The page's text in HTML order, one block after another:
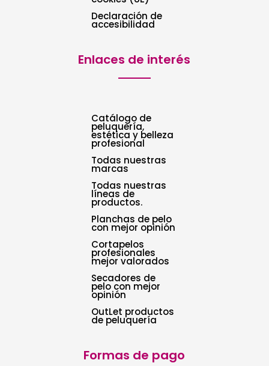
Declaración de
accesibilidad
Enlaces de interés
Catálogo de
peluquería,
estética y belleza
profesional
Todas nuestras
marcas
Todas nuestras
líneas de
productos.
Planchas de pelo
con mejor opinión
Cortapelos
profesionales
mejor valorados
Secadores de
pelo con mejor
opinión
OutLet productos
de peluquería
Formas de pago